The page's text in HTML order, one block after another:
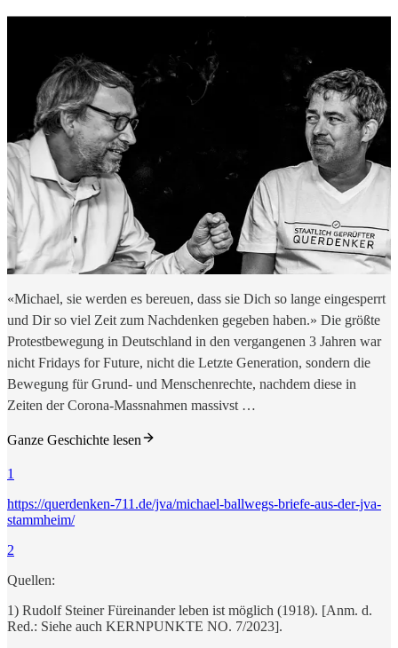
«Michael, sie werden es bereuen, dass sie Dich so lange eingesperrt
und Dir so viel Zeit zum Nachdenken gegeben haben.» Die größte
Protestbewegung in Deutschland in den vergangenen 3 Jahren war
nicht Fridays for Future, nicht die Letzte Generation, sondern die
Bewegung für Grund- und Menschenrechte, nachdem diese in
Zeiten der Corona-Massnahmen massivst …
Ganze Geschichte lesen
1
https://querdenken-711.de/jva/michael-ballwegs-briefe-aus-der-jva-
stammheim/
2
Quellen:
1) Rudolf Steiner Füreinander leben ist möglich (1918). [Anm. d.
Red.: Siehe auch KERNPUNKTE NO. 7/2023].